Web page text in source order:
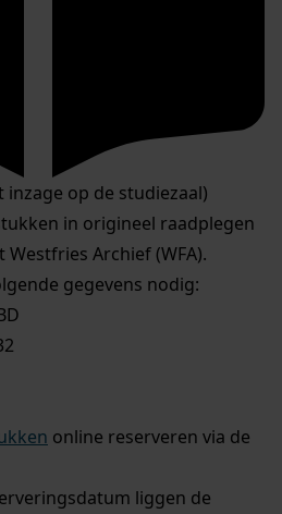
op de studiezaal)
in origineel raadplegen
Archief (WFA).
gegevens nodig:
online reserveren via de
liggen de